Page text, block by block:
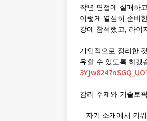
작년 면접에 실패하
이렇게 열심히 준비
강에 참석했고, 라이
개인적으로 정리한
유할 수 있도록 하겠
감리 주제와 기술토
– 자기 소개에서 키